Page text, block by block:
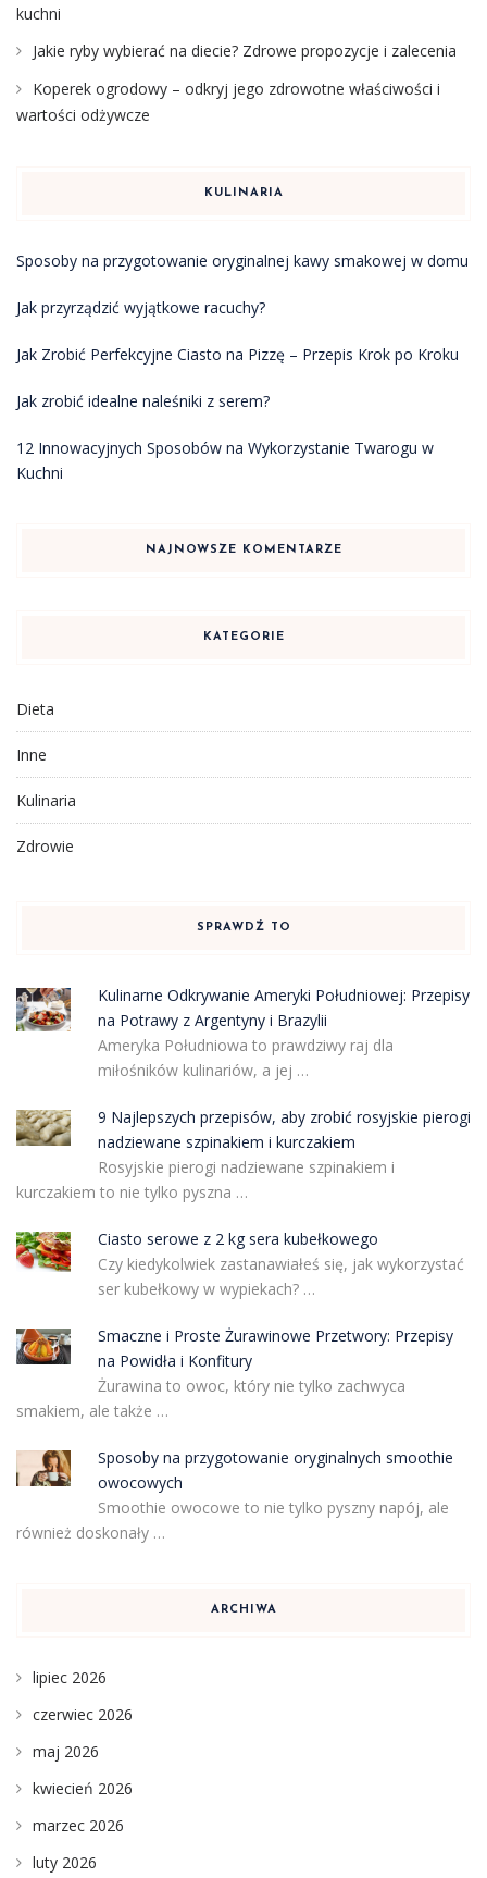
kuchni
Jakie ryby wybierać na diecie? Zdrowe propozycje i zalecenia
Koperek ogrodowy – odkryj jego zdrowotne właściwości i
wartości odżywcze
KULINARIA
Sposoby na przygotowanie oryginalnej kawy smakowej w domu
Jak przyrządzić wyjątkowe racuchy?
Jak Zrobić Perfekcyjne Ciasto na Pizzę – Przepis Krok po Kroku
Jak zrobić idealne naleśniki z serem?
12 Innowacyjnych Sposobów na Wykorzystanie Twarogu w
Kuchni
NAJNOWSZE KOMENTARZE
KATEGORIE
Dieta
Inne
Kulinaria
Zdrowie
SPRAWDŹ TO
Kulinarne Odkrywanie Ameryki Południowej: Przepisy
na Potrawy z Argentyny i Brazylii
Ameryka Południowa to prawdziwy raj dla
miłośników kulinariów, a jej …
9 Najlepszych przepisów, aby zrobić rosyjskie pierogi
nadziewane szpinakiem i kurczakiem
Rosyjskie pierogi nadziewane szpinakiem i
kurczakiem to nie tylko pyszna …
Ciasto serowe z 2 kg sera kubełkowego
Czy kiedykolwiek zastanawiałeś się, jak wykorzystać
ser kubełkowy w wypiekach? …
Smaczne i Proste Żurawinowe Przetwory: Przepisy
na Powidła i Konfitury
Żurawina to owoc, który nie tylko zachwyca
smakiem, ale także …
Sposoby na przygotowanie oryginalnych smoothie
owocowych
Smoothie owocowe to nie tylko pyszny napój, ale
również doskonały …
ARCHIWA
lipiec 2026
czerwiec 2026
maj 2026
kwiecień 2026
marzec 2026
luty 2026